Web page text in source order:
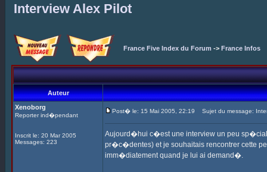
Interview Alex Pilot
France Five Index du Forum -> France Infos
Auteur
Xenoborg
Reporter ind�pendant
Inscrit le: 20 Mar 2005
Messages: 223
Post� le: 15 Mai 2005, 22:19 Sujet du message:
Aujourd�hui c�est une interview un peu
pr�c�dentes) et je souhaitais rencontrer cette
imm�diatement quand je lui ai demand�.